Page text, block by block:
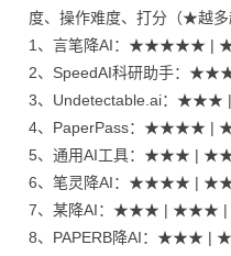
度、操作难度、打分（★越多
1、言笔降AI：
2、SpeedAI科研助手
3、Undetectable.ai：
4、PaperPass：
5、通用AI工具：★★★
6、笔灵降AI：★★★★ |
7、某降AI：★★★ |
8、PAPERB降AI：